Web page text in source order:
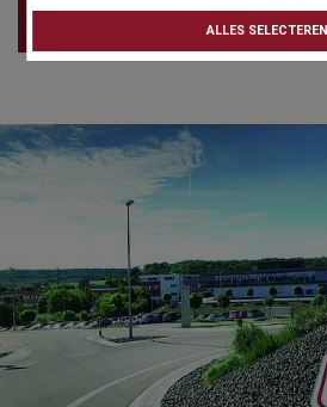
ALLES SELECTEREN